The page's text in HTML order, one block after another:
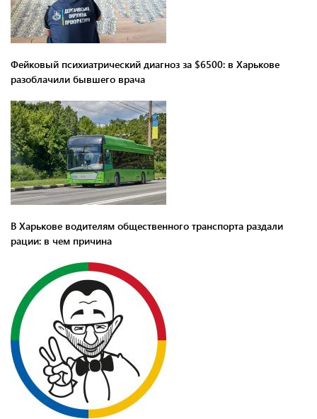
Фейковый психиатрический диагноз за $6500: в Харькове
разоблачили бывшего врача
В Харькове водителям общественного транспорта раздали
рации: в чем причина